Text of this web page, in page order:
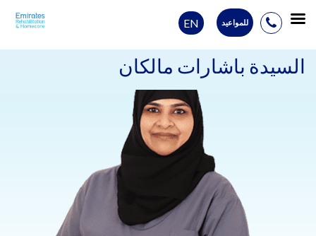
Skip
content
للمواعيد EN
السيدة باشارات مالكان